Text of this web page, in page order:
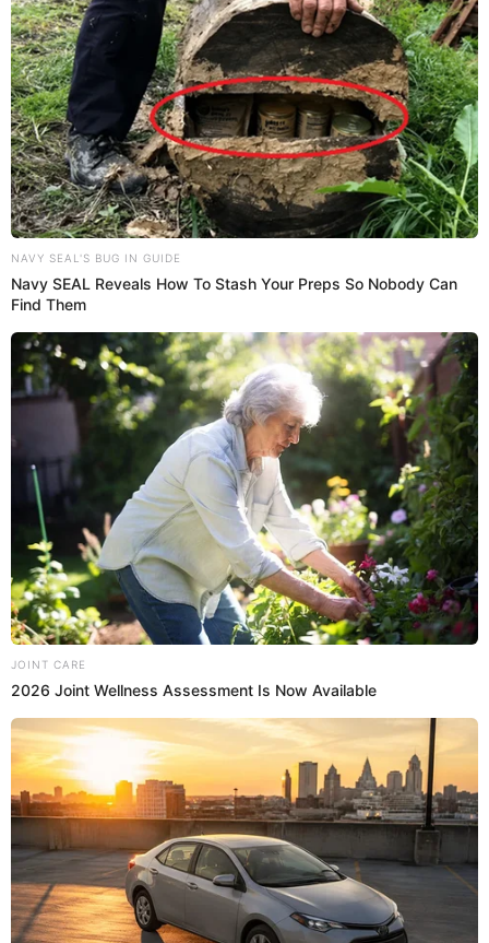
20 Feb 2024 | 16:47 h
Huancavelica: camión repleto con cajas de
cervezas se vuelca y bloquea la vía Pampas -
Huancayo
No hubo heridos ni fallecidos. Un camión distribuidor de cervezas
se volteó en la vía Pampas - Huancayo, en la región de